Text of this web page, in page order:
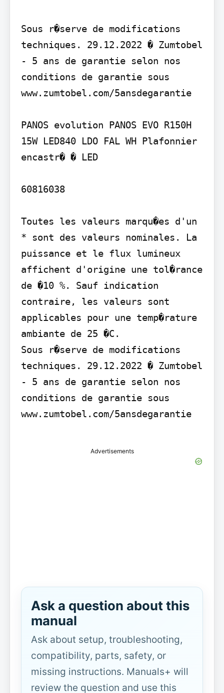
Sous r�serve de modifications
techniques. 29.12.2022 � Zumtobel
- 5 ans de garantie selon nos
conditions de garantie sous
www.zumtobel.com/5ansdegarantie
PANOS evolution PANOS EVO R150H
15W LED840 LDO FAL WH Plafonnier
encastr� � LED
60816038
Toutes les valeurs marqu�es d'un
* sont des valeurs nominales. La
puissance et le flux lumineux
affichent d'origine une tol�rance
de �10 %. Sauf indication
contraire, les valeurs sont
applicables pour une temp�rature
ambiante de 25 �C.
Sous r�serve de modifications
techniques. 29.12.2022 � Zumtobel
- 5 ans de garantie selon nos
conditions de garantie sous
www.zumtobel.com/5ansdegarantie
Advertisements
Ask a question about this
manual
Ask about setup, troubleshooting,
compatibility, parts, safety, or
missing instructions. Manuals+ will
review the question and use this